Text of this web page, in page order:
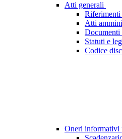
Atti generali
Riferimenti
Atti
Documenti
Statuti e
Codice
Oneri informativi